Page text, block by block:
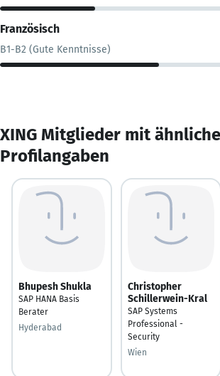
Französisch
B1-B2 (Gute Kenntnisse)
XING Mitglieder mit
Profilangaben
Bhupesh Shukla
SAP HANA Basis
Berater
Hyderabad
Christopher
Schillerwein-Kral
SAP Systems
Professional -
Security
Wien